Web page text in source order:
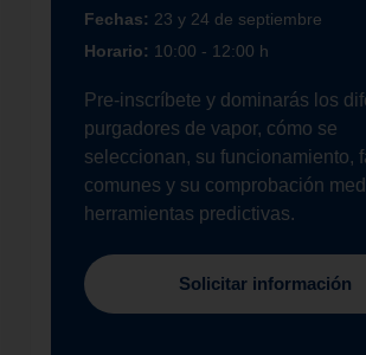
Fechas: 23 y 24 de septiembre
Horario: 10:00 - 12:00 h
Pre-inscríbete y dominarás los
purgadores de vapor, cómo se
seleccionan, su funcionamiento,
comunes y su comprobación
herramientas predictivas.
Solicitar información